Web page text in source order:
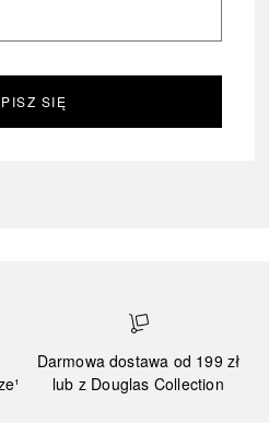
SIĘ
Darmowa dostawa od 199 zł
lub z Douglas Collection